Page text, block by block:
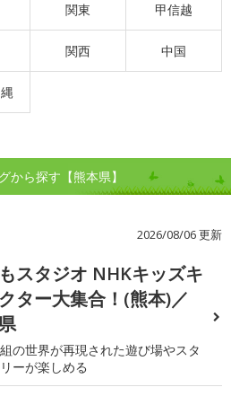
関東 甲信越
関西 中国
から探す【熊本県】
2026/08/06 更新
スタジオ NHKキッズキ
ター大集合！(熊本)／
の世界が再現された遊び場やスタ
ーが楽しめる